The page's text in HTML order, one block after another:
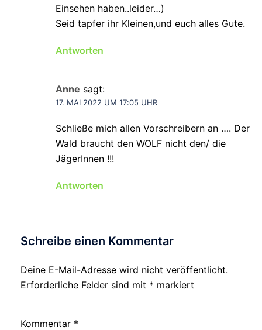
Einsehen haben..leider…)
Seid tapfer ihr Kleinen,und euch alles Gute.
Antworten
Anne sagt:
17. MAI 2022 UM 17:05 UHR
Schließe mich allen Vorschreibern an …. Der
Wald braucht den WOLF nicht den/ die
JägerInnen !!!
Antworten
Schreibe einen Kommentar
Deine E-Mail-Adresse wird nicht veröffentlicht.
Erforderliche Felder sind mit * markiert
Kommentar *